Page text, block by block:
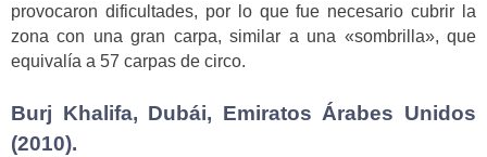
provocaron dificultades, por lo que fue necesario cubrir la
zona con una gran carpa, similar a una «sombrilla», que
equivalía a 57 carpas de circo.
Burj Khalifa, Dubái, Emiratos Árabes Unidos
(2010).